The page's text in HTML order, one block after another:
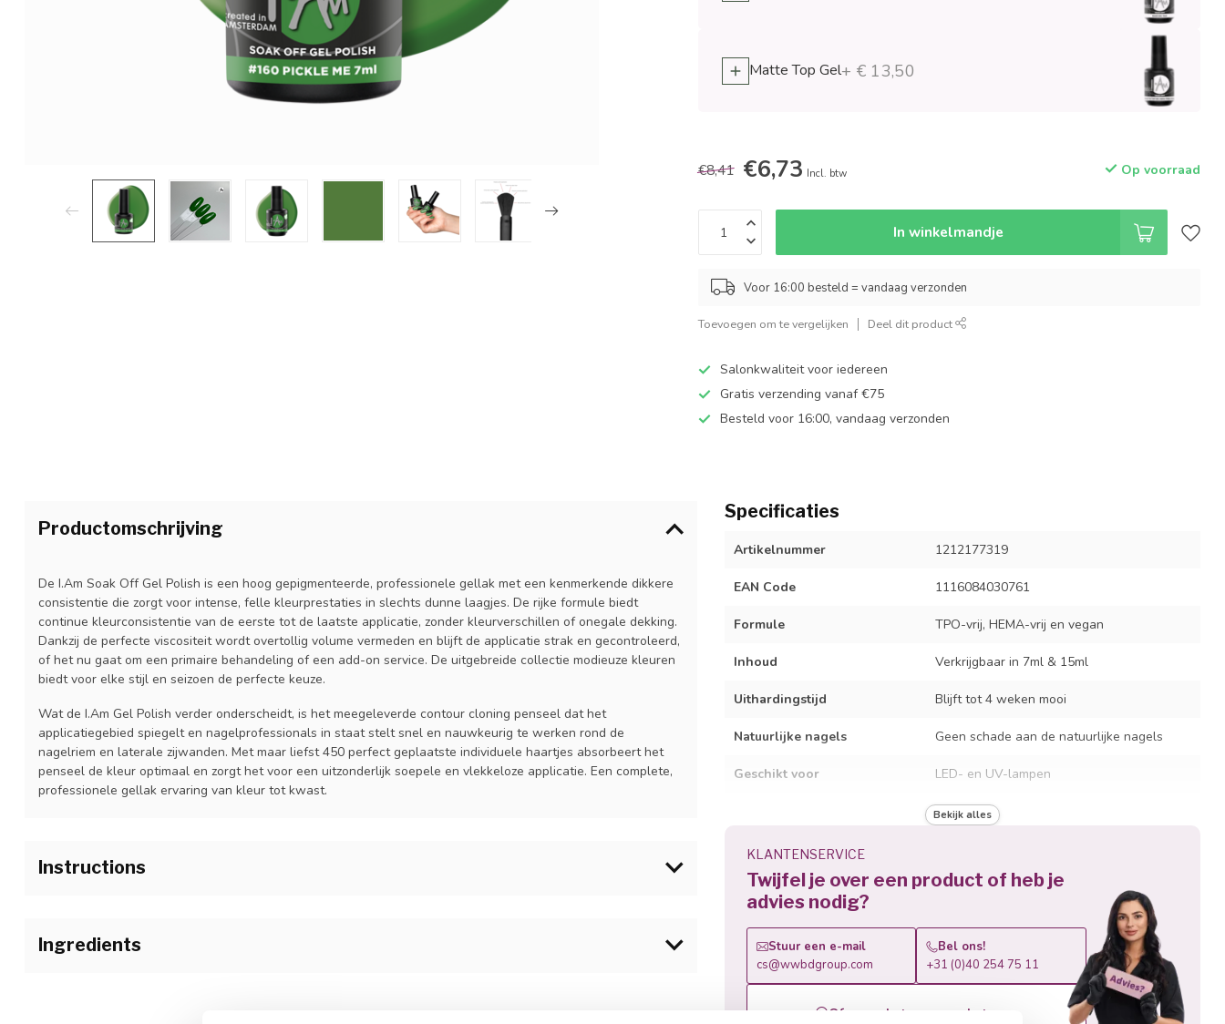
Matte Top Gel+ € 13,50
€8,41 €6,73 Incl. btw Op voorraad
In winkelmandje
Voor 16:00 besteld = vandaag verzonden
Toevoegen om te vergelijken Deel dit product
Salonkwaliteit voor iedereen
Gratis verzending vanaf €75
Besteld voor 16:00, vandaag verzonden
Productomschrijving
De I.Am Soak Off Gel Polish is een hoog gepigmenteerde, professionele gellak met een kenmerkende dikkere
consistentie die zorgt voor intense, felle kleurprestaties in slechts dunne laagjes. De rijke formule biedt
continue kleurconsistentie van de eerste tot de laatste applicatie, zonder kleurverschillen of onegale dekking.
Dankzij de perfecte viscositeit wordt overtollig volume vermeden en blijft de applicatie strak en gecontroleerd,
of het nu gaat om een primaire behandeling of een add-on service. De uitgebreide collectie modieuze kleuren
biedt voor elke stijl en seizoen de perfecte keuze.
Wat de I.Am Gel Polish verder onderscheidt, is het meegeleverde contour cloning penseel dat het
applicatiegebied spiegelt en nagelprofessionals in staat stelt snel en nauwkeurig te werken rond de
nagelriem en laterale zijwanden. Met maar liefst 450 perfect geplaatste individuele haartjes absorbeert het
penseel de kleur optimaal en zorgt het voor een uitzonderlijk soepele en vlekkeloze applicatie. Een complete,
professionele gellak ervaring van kleur tot kwast.
Instructions
2.Veeg het penseel af aan de hals van het flesje om overtollig product te verwijderen. Verzegel de vrije rand
Ingredients
Specificaties
Artikelnummer 1212177319
EAN Code 1116084030761
Formule TPO-vrij, HEMA-vrij en vegan
Inhoud Verkrijgbaar in 7ml & 15ml
Uithardingstijd Blijft tot 4 weken mooi
Natuurlijke nagels Geen schade aan de natuurlijke nagels
Geschikt voor LED- en UV-lampen
30 sec. LED / 120 sec. UV
Verwijdering
Bekijk alles
KLANTENSERVICE
Twijfel je over een product of heb je
advies nodig?
Stuur een e-mail
cs@wwbdgroup.com
Bel ons!
+31 (0)40 254 75 11
Of vraag het ons op whatsapp